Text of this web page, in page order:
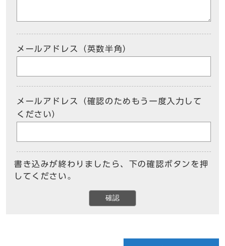
メールアドレス（英数半角）
メールアドレス（確認のためもう一度入力して
ください）
書き込みが終わりましたら、下の確認ボタンを押
してください。
確認